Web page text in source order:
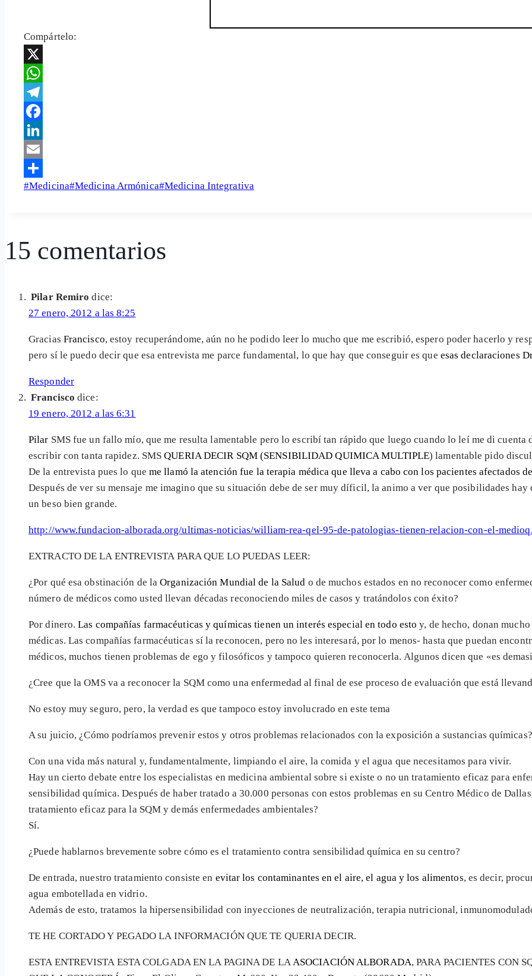
Compártelo:
X
WhatsApp
Telegram
Facebook
LinkedIn
Email
Share
Etiquetas
#Medicina#Medicina Armónica#Medicina Integrativa
15 comentarios
Pilar Remiro dice:
27 enero, 2012 a las 8:25
Gracias Francisco, estoy recuperándome, aún no he podido leer lo mucho que me escribió, espero poder hacerlo y
pero sí le puedo decir que esa entrevista me parce fundamental, lo que hay que conseguir es que esas declaraciones
Responder
Francisco dice:
19 enero, 2012 a las 6:31
Pilar SMS fue un fallo mío, que me resulta lamentable pero lo escribí tan rápido que luego cuando lo leí me di cuenta
escribir con tanta rapidez. SMSQUERIA DECIR SQM (SENSIBILIDAD QUIMICA MULTIPLE) lamentable pido
De la entrevista pues lo que me llamó la atención fue la terapia médica que lleva a cabo con los pacientes afectados
Después de ver su mensaje me imagino que su situación debe de ser muy díficil, la animo a ver que posibilidades
un beso bien grande.
http://www.fundacion-alborada.org/ultimas-noticias/william-rea-qel-95-de-patologias-tienen-relacion-con-el-
EXTRACTO DE LA ENTREVISTA PARA QUE LO PUEDAS LEER:
¿Por qué esa obstinación de laOrganización Mundial de la Salud o de muchos estados en no reconocer como
número de médicos como usted llevan décadas reconociendo miles de casos y tratándolos con éxito?
Por dinero.Las compañías farmacéuticas y químicas tienen un interés especial en todo esto y, de hecho, donan
médicas. Las compañías farmacéuticas sí la reconocen, pero no les interesará, por lo menos- hasta que puedan
médicos, muchos tienen problemas de ego y filosóficos y tampoco quieren reconocerla. Algunos dicen que «es
¿Cree que la OMS va a reconocer la SQM como una enfermedad al final de ese proceso de evaluación que está
No estoy muy seguro, pero, la verdad es que tampoco estoy involucrado en este tema
A su juicio, ¿Cómo podríamos prevenir estos y otros problemas relacionados con la exposición a sustancias químicas?
Con una vida más natural y, fundamentalmente, limpiando el aire, la comida y el agua que necesitamos para vivir.
Hay un cierto debate entre los especialistas en medicina ambiental sobre si existe o no un tratamiento eficaz para
sensibilidad química. Después de haber tratado a 30.000 personas con estos problemas en su Centro Médico de
tratamiento eficaz para la SQM y demás enfermedades ambientales?
Sí.
¿Puede hablarnos brevemente sobre cómo es el tratamiento contra sensibilidad química en su centro?
De entrada, nuestro tratamiento consiste en evitar los contaminantes en el aire, el agua y los alimentos, es decir,
agua embotellada en vidrio.
Además de esto, tratamos la hipersensibilidad con inyecciones de neutralización, terapia nutricional,
TE HE CORTADO Y PEGADO LA INFORMACIÓN QUE TE QUERIA DECIR.
ESTA ENTREVISTA ESTA COLGADA EN LA PAGINA DE LAASOCIACIÓN ALBORADA, PARA PACIENTES CON